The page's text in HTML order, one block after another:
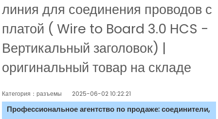
линия для соединения проводов с
платой ( Wire to Board 3.0 HCS -
Вертикальный заголовок) |
оригинальный товар на складе
Категория：разъемы 2025-06-02 10:22:21
Профессиональное агентство по продаже: соединители,